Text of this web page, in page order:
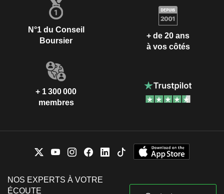
N°1 du Conseil
Boursier
+ de 20 ans
à vos côtés
+ 1 300 000
membres
NOS EXPERTS À VOTRE
ÉCOUTE